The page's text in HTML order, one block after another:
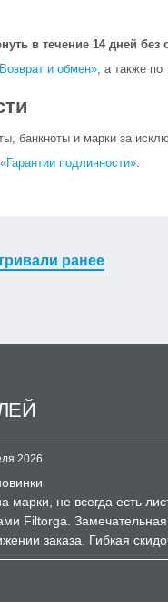
в течение 14 дней без
и обмен», а также по
банкноты и марки за
«Гарантии подлинности».
ранее
2026
не всегда есть
Filtorga.
заказа. Гибкая